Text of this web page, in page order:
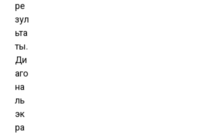
ре
зул
ьта
ты.
Ди
аго
на
ль
эк
ра